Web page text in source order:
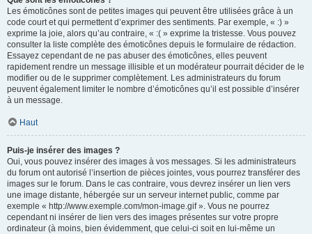
Les émoticônes sont de petites images qui peuvent être utilisées grâce à un
code court et qui permettent d’exprimer des sentiments. Par exemple, « :) »
exprime la joie, alors qu’au contraire, « :( » exprime la tristesse. Vous pouvez
consulter la liste complète des émoticônes depuis le formulaire de rédaction.
Essayez cependant de ne pas abuser des émoticônes, elles peuvent
rapidement rendre un message illisible et un modérateur pourrait décider de le
modifier ou de le supprimer complètement. Les administrateurs du forum
peuvent également limiter le nombre d’émoticônes qu’il est possible d’insérer
à un message.
Haut
Puis-je insérer des images ?
Oui, vous pouvez insérer des images à vos messages. Si les administrateurs
du forum ont autorisé l’insertion de pièces jointes, vous pourrez transférer des
images sur le forum. Dans le cas contraire, vous devrez insérer un lien vers
une image distante, hébergée sur un serveur internet public, comme par
exemple « http://www.exemple.com/mon-image.gif ». Vous ne pourrez
cependant ni insérer de lien vers des images présentes sur votre propre
ordinateur (à moins, bien évidemment, que celui-ci soit en lui-même un